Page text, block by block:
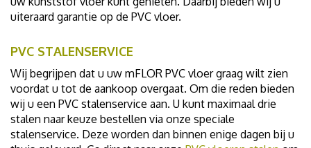
uiteraard garantie op de PVC vloer.
PVC STALENSERVICE
Wij begrijpen dat u uw mFLOR PVC vloer graag wilt zien
voordat u tot de aankoop overgaat. Om die reden bieden
wij u een PVC stalenservice aan. U kunt maximaal drie
stalen naar keuze bestellen via onze speciale
stalenservice. Deze worden dan binnen enige dagen bij u